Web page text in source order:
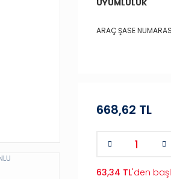
UYUMLULUK
ARAÇ ŞASE
668,62 TL
63,34 TL'den